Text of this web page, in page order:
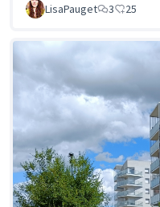
LisaPauget
3 25